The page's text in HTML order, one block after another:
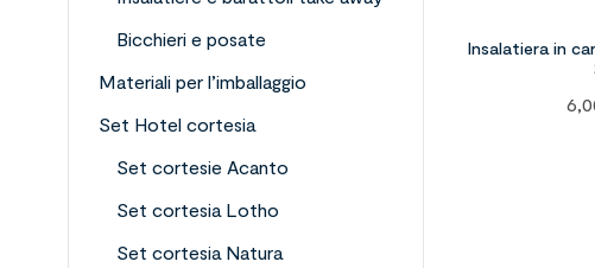
Insalatiera in
Bicchieri e posate
Materiali per l’imballaggio
Set Hotel cortesia
Set cortesie Acanto
Set cortesia Lotho
Set cortesia Natura